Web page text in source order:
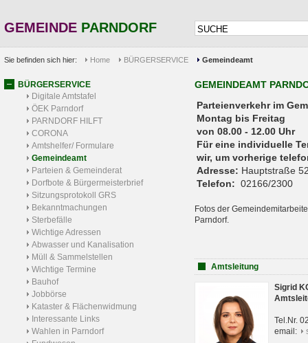
GEMEINDE PARNDORF
Sie befinden sich hier: Home BÜRGERSERVICE Gemeindeamt
BÜRGERSERVICE
Digitale Amtstafel
ÖEK Parndorf
PARNDORF HILFT
CORONA
Amtshelfer/ Formulare
Gemeindeamt
Parteien & Gemeinderat
Dorfbote & Bürgermeisterbrief
Sitzungsprotokoll GRS
Bekanntmachungen
Sterbefälle
Wichtige Adressen
Abwasser und Kanalisation
Müll & Sammelstellen
Wichtige Termine
Bauhof
Jobbörse
Kataster & Flächenwidmung
Interessante Links
Wahlen in Parndorf
GEMEINDEAMT
Parteienverkehr
Montag bis Freitag
von 08.00 - 12.00 Uhr
Für eine individuelle
wir, um vorherige
Adresse: Hauptstraße
Telefon: 02166/2300
Fotos der
Parndorf.
Amtsleitung
Sigrid
Tel.Nr.
email: